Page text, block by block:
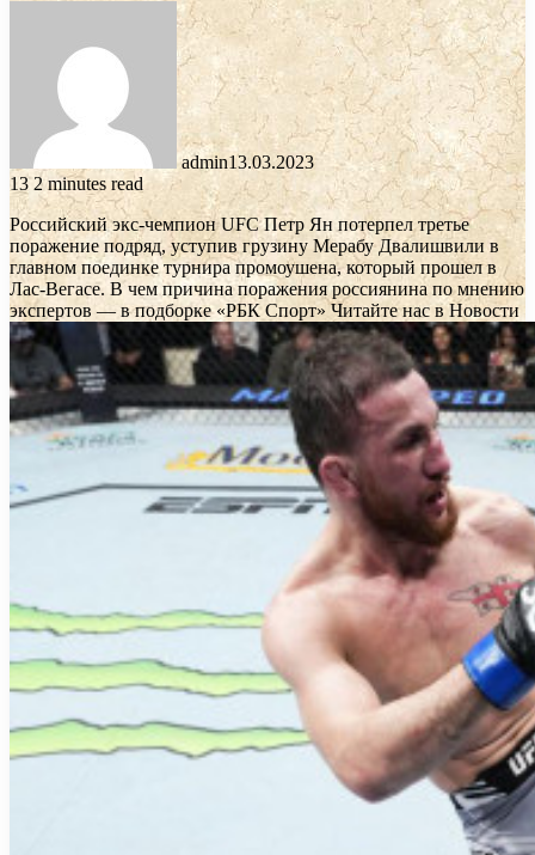
admin13.03.2023
132 minutes read
Российский экс-чемпион UFC Петр Ян потерпел третье
поражение подряд, уступив грузину Мерабу Двалишвили в
главном поединке турнира промоушена, который прошел в
Лас-Вегасе. В чем причина поражения россиянина по мнению
экспертов — в подборке «РБК Спорт»Читайте нас в Новости